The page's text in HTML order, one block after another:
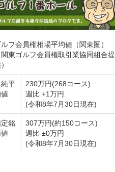
ルフ会員権相場平均値（関東圏）
関東ゴルフ会員権取引業協同組合提
平
230万円(268コース)
週比 +1万円
(令和8年7月30日現在)
銘
307万円(約150コース)
週比 ±0万円
(令和8年7月30日現在)